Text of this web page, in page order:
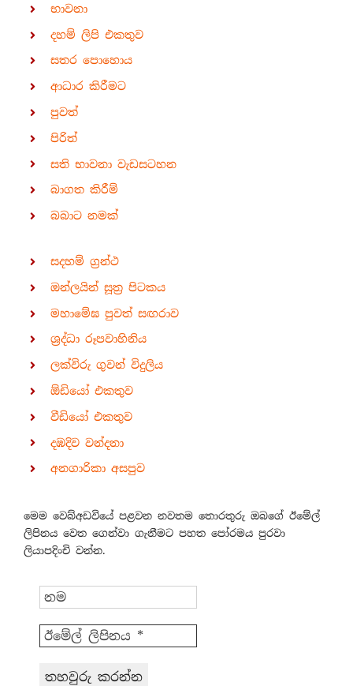
භාවනා
දහම් ලිපි එකතුව
සතර පොහොය
ආධාර කිරීමට
පුවත්
පිරිත්
සති භාවනා වැඩසටහන
බාගත කිරීම්
බබාට නමක්
සදහම් ග්‍රන්ථ
ඔන්ලයින් සූත්‍ර පිටකය
මහාමේඝ පුවත් සඟරාව
ශ්‍රද්ධා රූපවාහිනිය
ලක්විරු ගුවන් විදුලිය
ඕඩියෝ එකතුව
වීඩියෝ එකතුව
දඹදිව වන්දනා
අනගාරිකා අසපුව
මෙම වෙබ්අඩවියේ පළවන නවතම තොරතුරු ඔබගේ ඊමේල්
ලිපිනය වෙත ගෙන්වා ගැනීමට පහත පෝරමය පුරවා
ලියාපදිංචි වන්න.